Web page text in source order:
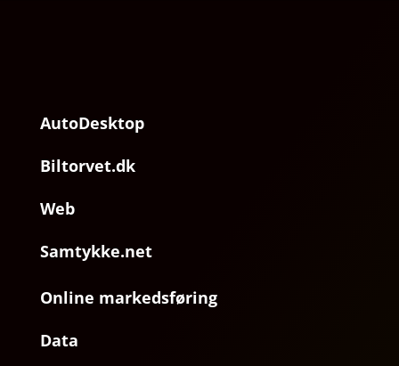
AutoDesktop
Biltorvet.dk
Web
Samtykke.net
Online markedsføring
Data